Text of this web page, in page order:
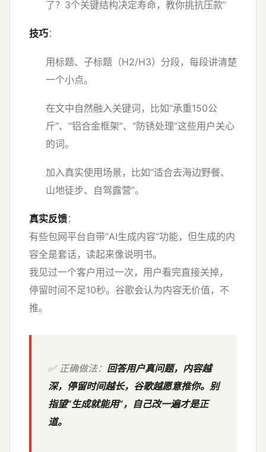
了？3个关键结构决定寿命，教你挑抗压款”
技巧：
用标题、子标题（H2/H3）分段，每段讲清楚
一个小点。
在文中自然融入关键词，比如“承重150公
斤”、“铝合金框架”、“防锈处理”这些用户关心
的词。
加入真实使用场景，比如“适合去海边野餐、
山地徒步、自驾露营”。
真实反馈：
有些包网平台自带“AI生成内容”功能，但生成的内
容全是套话，读起来像说明书。
我见过一个客户用过一次，用户看完直接关掉，
停留时间不足10秒。谷歌会认为内容无价值，不
推。
✅ 正确做法： 回答用户真问题，内容越
深，停留时间越长，谷歌越愿意推你。别
指望“生成就能用”，自己改一遍才是正
道。